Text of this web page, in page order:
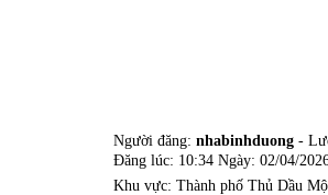
Người đăng: nhabinhduong -
Đăng lúc: 10:34 Ngày: 02/04/
Khu vực: Thành phố Thủ Dầu